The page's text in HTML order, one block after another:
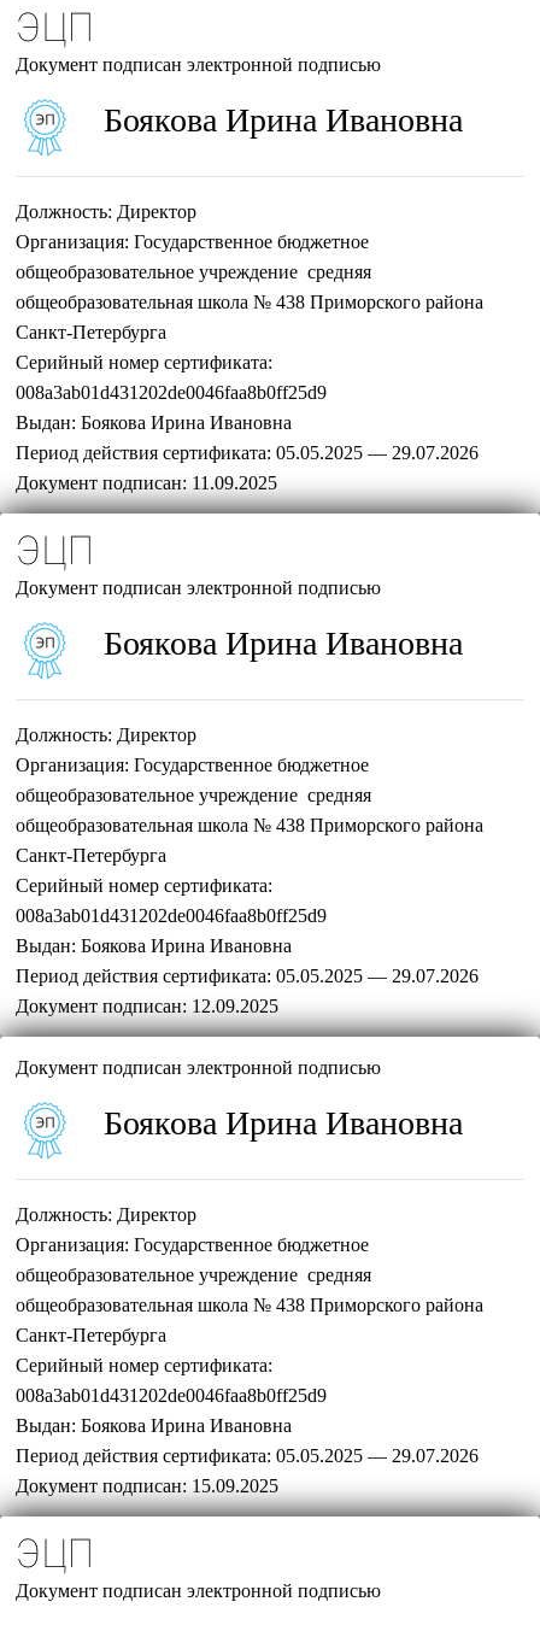
ЭЦП
Документ подписан электронной подписью
Боякова Ирина Ивановна
Должность: Директор
Организация: Государственное бюджетное
общеобразовательное учреждение средняя
общеобразовательная школа № 438 Приморского района
Санкт-Петербурга
Серийный номер сертификата:
008a3ab01d431202de0046faa8b0ff25d9
Выдан: Боякова Ирина Ивановна
Период действия сертификата: 05.05.2025 — 29.07.2026
Документ подписан: 11.09.2025
ЭЦП
Документ подписан электронной подписью
Боякова Ирина Ивановна
Должность: Директор
Организация: Государственное бюджетное
общеобразовательное учреждение средняя
общеобразовательная школа № 438 Приморского района
Санкт-Петербурга
Серийный номер сертификата:
008a3ab01d431202de0046faa8b0ff25d9
Выдан: Боякова Ирина Ивановна
Период действия сертификата: 05.05.2025 — 29.07.2026
Документ подписан: 12.09.2025
Документ подписан электронной подписью
Боякова Ирина Ивановна
Должность: Директор
Организация: Государственное бюджетное
общеобразовательное учреждение средняя
общеобразовательная школа № 438 Приморского района
Санкт-Петербурга
Серийный номер сертификата:
008a3ab01d431202de0046faa8b0ff25d9
Выдан: Боякова Ирина Ивановна
Период действия сертификата: 05.05.2025 — 29.07.2026
Документ подписан: 15.09.2025
ЭЦП
Документ подписан электронной подписью